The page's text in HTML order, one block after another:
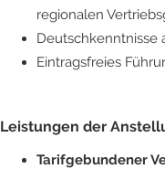
regionalen
Deutschkenntnisse
Eintragsfreies
Leistungen der
Tarifgebundener